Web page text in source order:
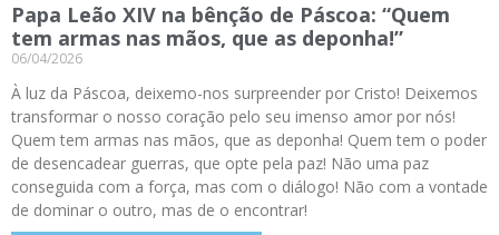
Papa Leão XIV na bênção de Páscoa: “Quem
tem armas nas mãos, que as deponha!”
06/04/2026
À luz da Páscoa, deixemo-nos surpreender por Cristo! Deixemos
transformar o nosso coração pelo seu imenso amor por nós!
Quem tem armas nas mãos, que as deponha! Quem tem o poder
de desencadear guerras, que opte pela paz! Não uma paz
conseguida com a força, mas com o diálogo! Não com a vontade
de dominar o outro, mas de o encontrar!